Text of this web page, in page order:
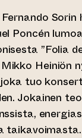
Poncén
”Folia
Heiniön
tuo
Jokainen
taikavoimasta.